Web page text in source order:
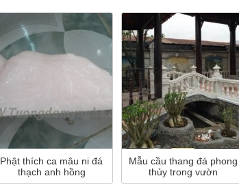
Phật thích ca mâu ni đá
thạch anh hồng
Mẫu cầu thang đá phong
thủy trong vườn